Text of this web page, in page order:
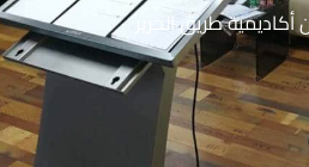
طريق الحرير